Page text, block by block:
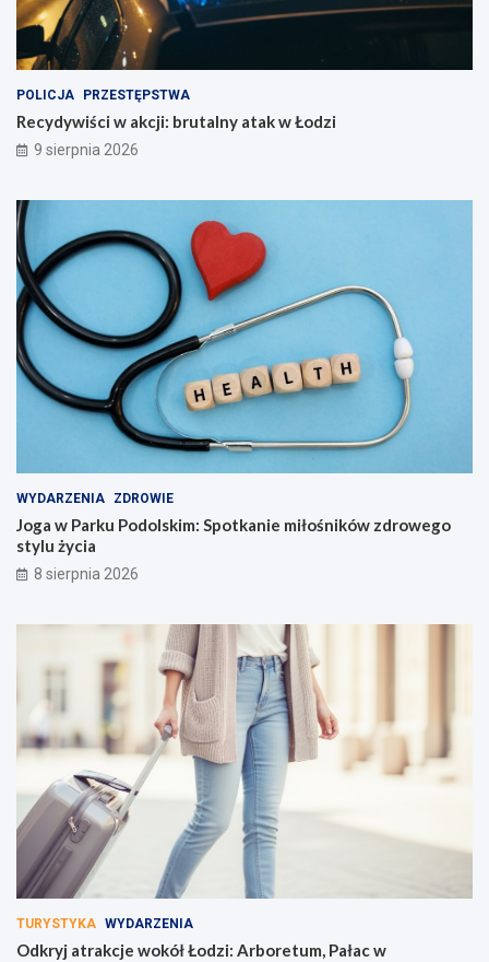
POLICJA PRZESTĘPSTWA
Recydywiści w akcji: brutalny atak w Łodzi
9 sierpnia 2026
WYDARZENIA ZDROWIE
Joga w Parku Podolskim: Spotkanie miłośników zdrowego
stylu życia
8 sierpnia 2026
TURYSTYKA WYDARZENIA
Odkryj atrakcje wokół Łodzi: Arboretum, Pałac w